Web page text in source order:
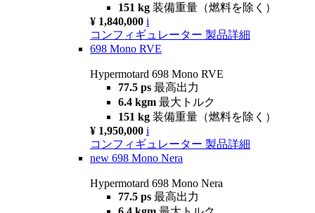
151 kg 装備重量（燃料を除く）
¥ 1,840,000 i
コンフィギュレーター 製品詳細
698 Mono RVE
Hypermotard 698 Mono RVE
77.5 ps 最高出力
6.4 kgm 最大トルク
151 kg 装備重量（燃料を除く）
¥ 1,950,000 i
コンフィギュレーター 製品詳細
new 698 Mono Nera
Hypermotard 698 Mono Nera
77.5 ps 最高出力